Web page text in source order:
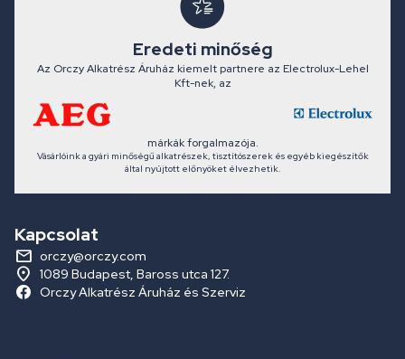
Eredeti minőség
Az Orczy Alkatrész Áruház kiemelt partnere az Electrolux-Lehel
Kft-nek, az
márkák forgalmazója.
Vásárlóink a gyári minőségű alkatrészek, tisztítószerek és egyéb kiegészítők
által nyújtott előnyöket élvezhetik.
Kapcsolat
orczy@orczy.com
1089 Budapest, Baross utca 127.
Orczy Alkatrész Áruház és Szerviz